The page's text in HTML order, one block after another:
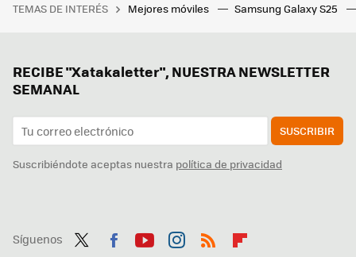
TEMAS DE INTERÉS Mejores móviles Samsung Galaxy S25
RECIBE "Xatakaletter", NUESTRA NEWSLETTER
SEMANAL
SUSCRIBIR
Suscribiéndote aceptas nuestra política de privacidad
Síguenos